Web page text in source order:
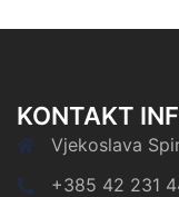
KONTAKT
Vjekoslava
+385 42 231